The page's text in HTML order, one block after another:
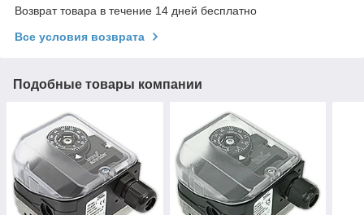
Возврат товара в течение 14 дней бесплатно
Все условия возврата
Подобные товары компании